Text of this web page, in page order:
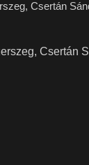
Csertán
Csertán